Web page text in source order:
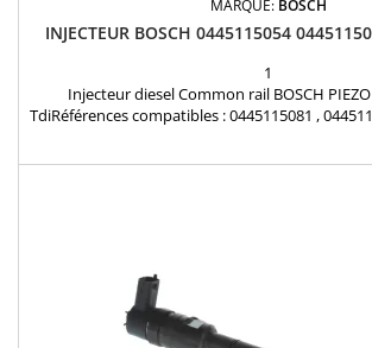
MARQUE: BOSCH
INJECTEUR BOSCH 0445115054
1
Injecteur diesel Common rail BOSCH
TdiRéférences compatibles : 0445115081 ,